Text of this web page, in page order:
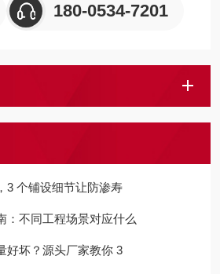
180-0534-7201
3 个铺设细节让防渗寿
：不同工程场景对应什么
好坏？源头厂家教你 3